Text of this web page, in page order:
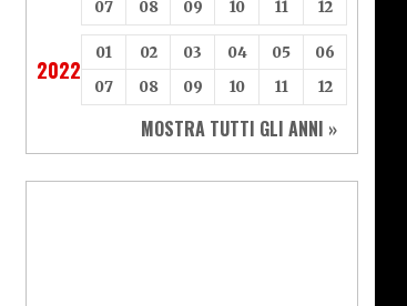
07
08 09 10 11 12
2022
01 02 03 04 05
06
07
08 09 10 11 12
MOSTRA TUTTI GLI ANNI »